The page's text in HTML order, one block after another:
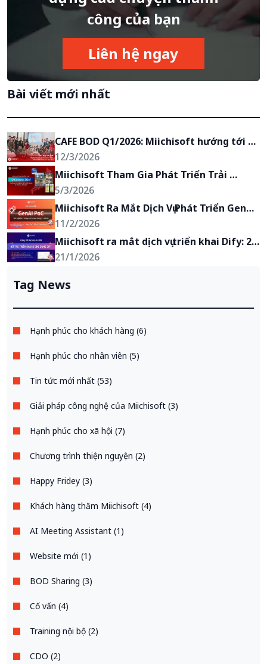
công của bạn
Liên hệ ngay
Bài viết mới nhất
CAFE BOD Q1/2026: Miichisoft hướng tới
mục tiêu trở thành đối tác chiến lược của
khách hàng
12/3/2026
Miichisoft Tham Gia Phát Triển Trải
Nghiệm AR Du Lịch Anime “Okinawa 2Go!”
tại Okinawa, Nhật Bản
5/3/2026
Miichisoft Ra Mắt Dịch Vụ Phát Triển GenAI
PoC – Biến Ý Tưởng Ứng Dụng GenAI Thành
Hiện Thực Chỉ Trong 2-4 Tuần
11/2/2026
Miichisoft ra mắt dịch vụ triển khai Dify: 2
tuần có chatbot AI, giảm 90% khối lượng
21/1/2026
Tag News
Hạnh phúc cho khách hàng (6)
Hạnh phúc cho nhân viên (5)
Tin tức mới nhất (53)
Giải pháp công nghệ của Miichisoft (3)
Hạnh phúc cho xã hội (7)
Chương trình thiện nguyện (2)
Happy Fridey (3)
Khách hàng thăm Miichisoft (4)
AI Meeting Assistant (1)
Website mới (1)
BOD Sharing (3)
Cố vấn (4)
Training nội bộ (2)
CDO (2)